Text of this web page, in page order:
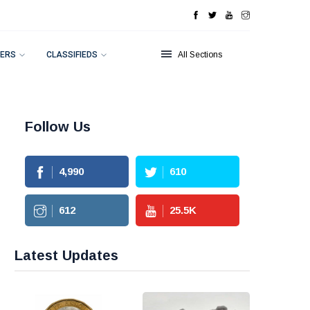
CLASSIFIEDS All Sections
Follow Us
4,990 610
612 25.5K
Latest Updates